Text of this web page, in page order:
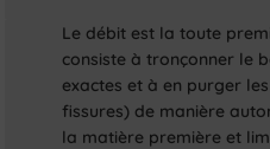
Le débit est la toute
consiste à tronçonner le
exactes et à en purger
fissures) de manière
la matière première et